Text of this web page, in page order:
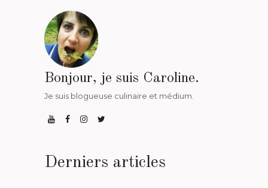
Bonjour, je suis Caroline.
Je suis blogueuse culinaire et médium.
Derniers articles